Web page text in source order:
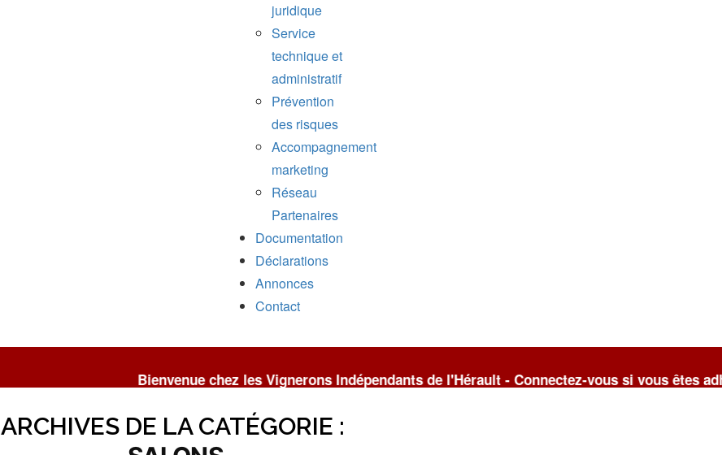
juridique
Service
technique et
administratif
Prévention
des risques
Accompagnement
marketing
Réseau
Partenaires
Documentation
Déclarations
Annonces
Contact
Bienvenue chez les Vignerons Indépendants de l'Hérault - Connectez-vous si vous êtes adhérent(e) du
ARCHIVES DE LA CATÉGORIE :